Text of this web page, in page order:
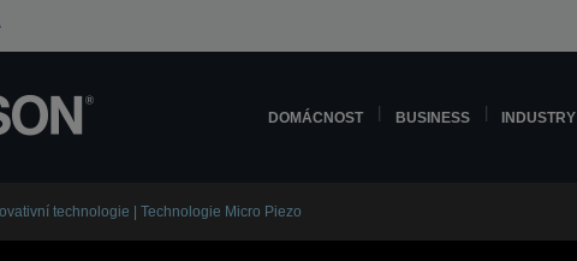
DOMÁCNOST BUSINESS INDUSTRY
technologie | Technologie Micro Piezo